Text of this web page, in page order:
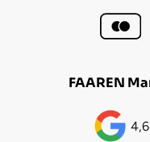
FAAREN
4,6